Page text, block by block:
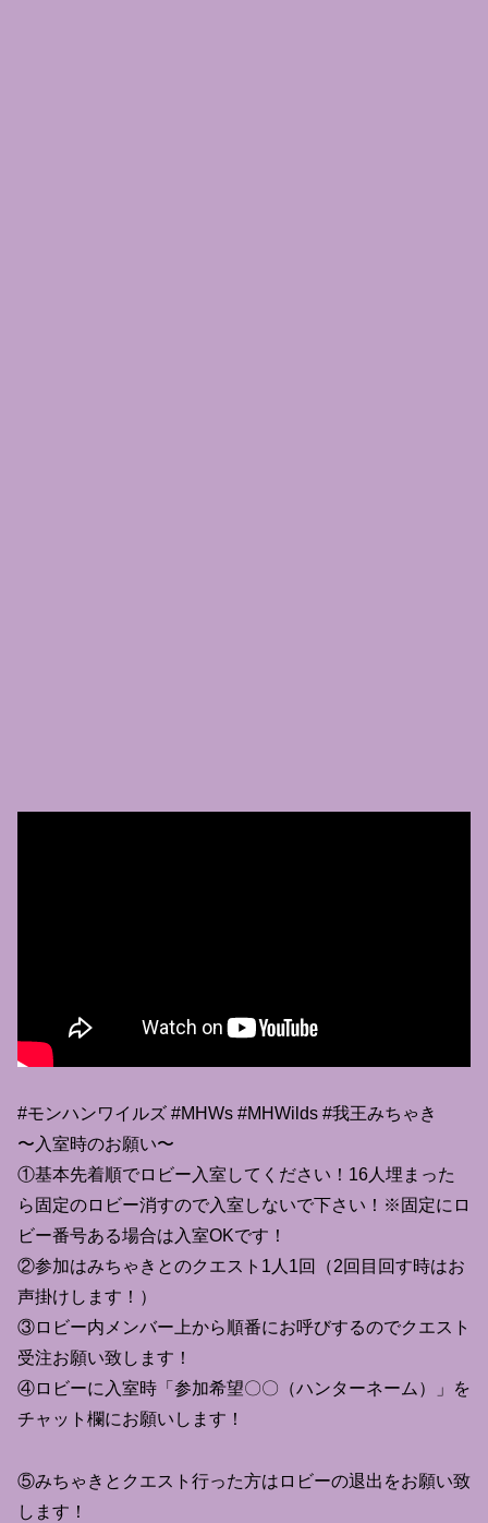
#モンハンワイルズ #MHWs #MHWilds #我王みちゃき
〜入室時のお願い〜
①基本先着順でロビー入室してください！16人埋まった
ら固定のロビー消すので入室しないで下さい！※固定にロ
ビー番号ある場合は入室OKです！
②参加はみちゃきとのクエスト1人1回（2回目回す時はお
声掛けします！）
③ロビー内メンバー上から順番にお呼びするのでクエスト
受注お願い致します！
④ロビーに入室時「参加希望〇〇（ハンターネーム）」を
チャット欄にお願いします！
⑤みちゃきとクエスト行った方はロビーの退出をお願い致
します！